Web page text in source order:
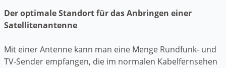
Der optimale Standort für das Anbringen einer
Satellitenantenne
Mit einer Antenne kann man eine Menge Rundfunk- und
TV-Sender empfangen, die im normalen Kabelfernsehen